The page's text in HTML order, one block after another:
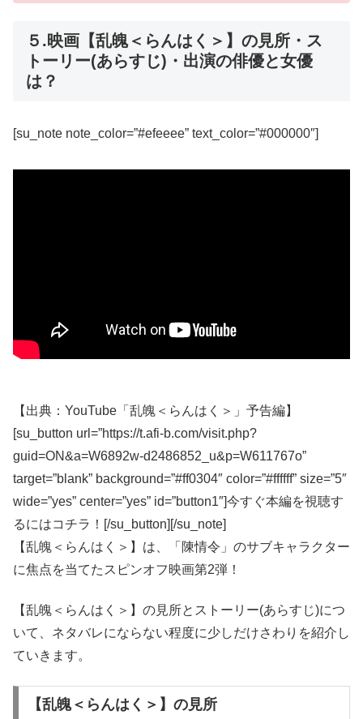
５.映画【乱魄＜らんはく＞】の見所・ス
トーリー(あらすじ)・出演の俳優と女優
は？
[su_note note_color=”#efeeee” text_color=”#000000″]
【出典：YouTube「乱魄＜らんはく＞」予告編】
[su_button url=”https://t.afi-b.com/visit.php?
guid=ON&a=W6892w-d2486852_u&p=W611767o”
target=”blank” background=”#ff0304″ color=”#ffffff” size=”5″
wide=”yes” center=”yes” id=”button1″]今すぐ本編を視聴す
るにはコチラ！[/su_button][/su_note]
【乱魄＜らんはく＞】は、「陳情令」のサブキャラクター
に焦点を当てたスピンオフ映画第2弾！
【乱魄＜らんはく＞】の見所とストーリー(あらすじ)につ
いて、ネタバレにならない程度に少しだけさわりを紹介し
ていきます。
【乱魄＜らんはく＞】の見所